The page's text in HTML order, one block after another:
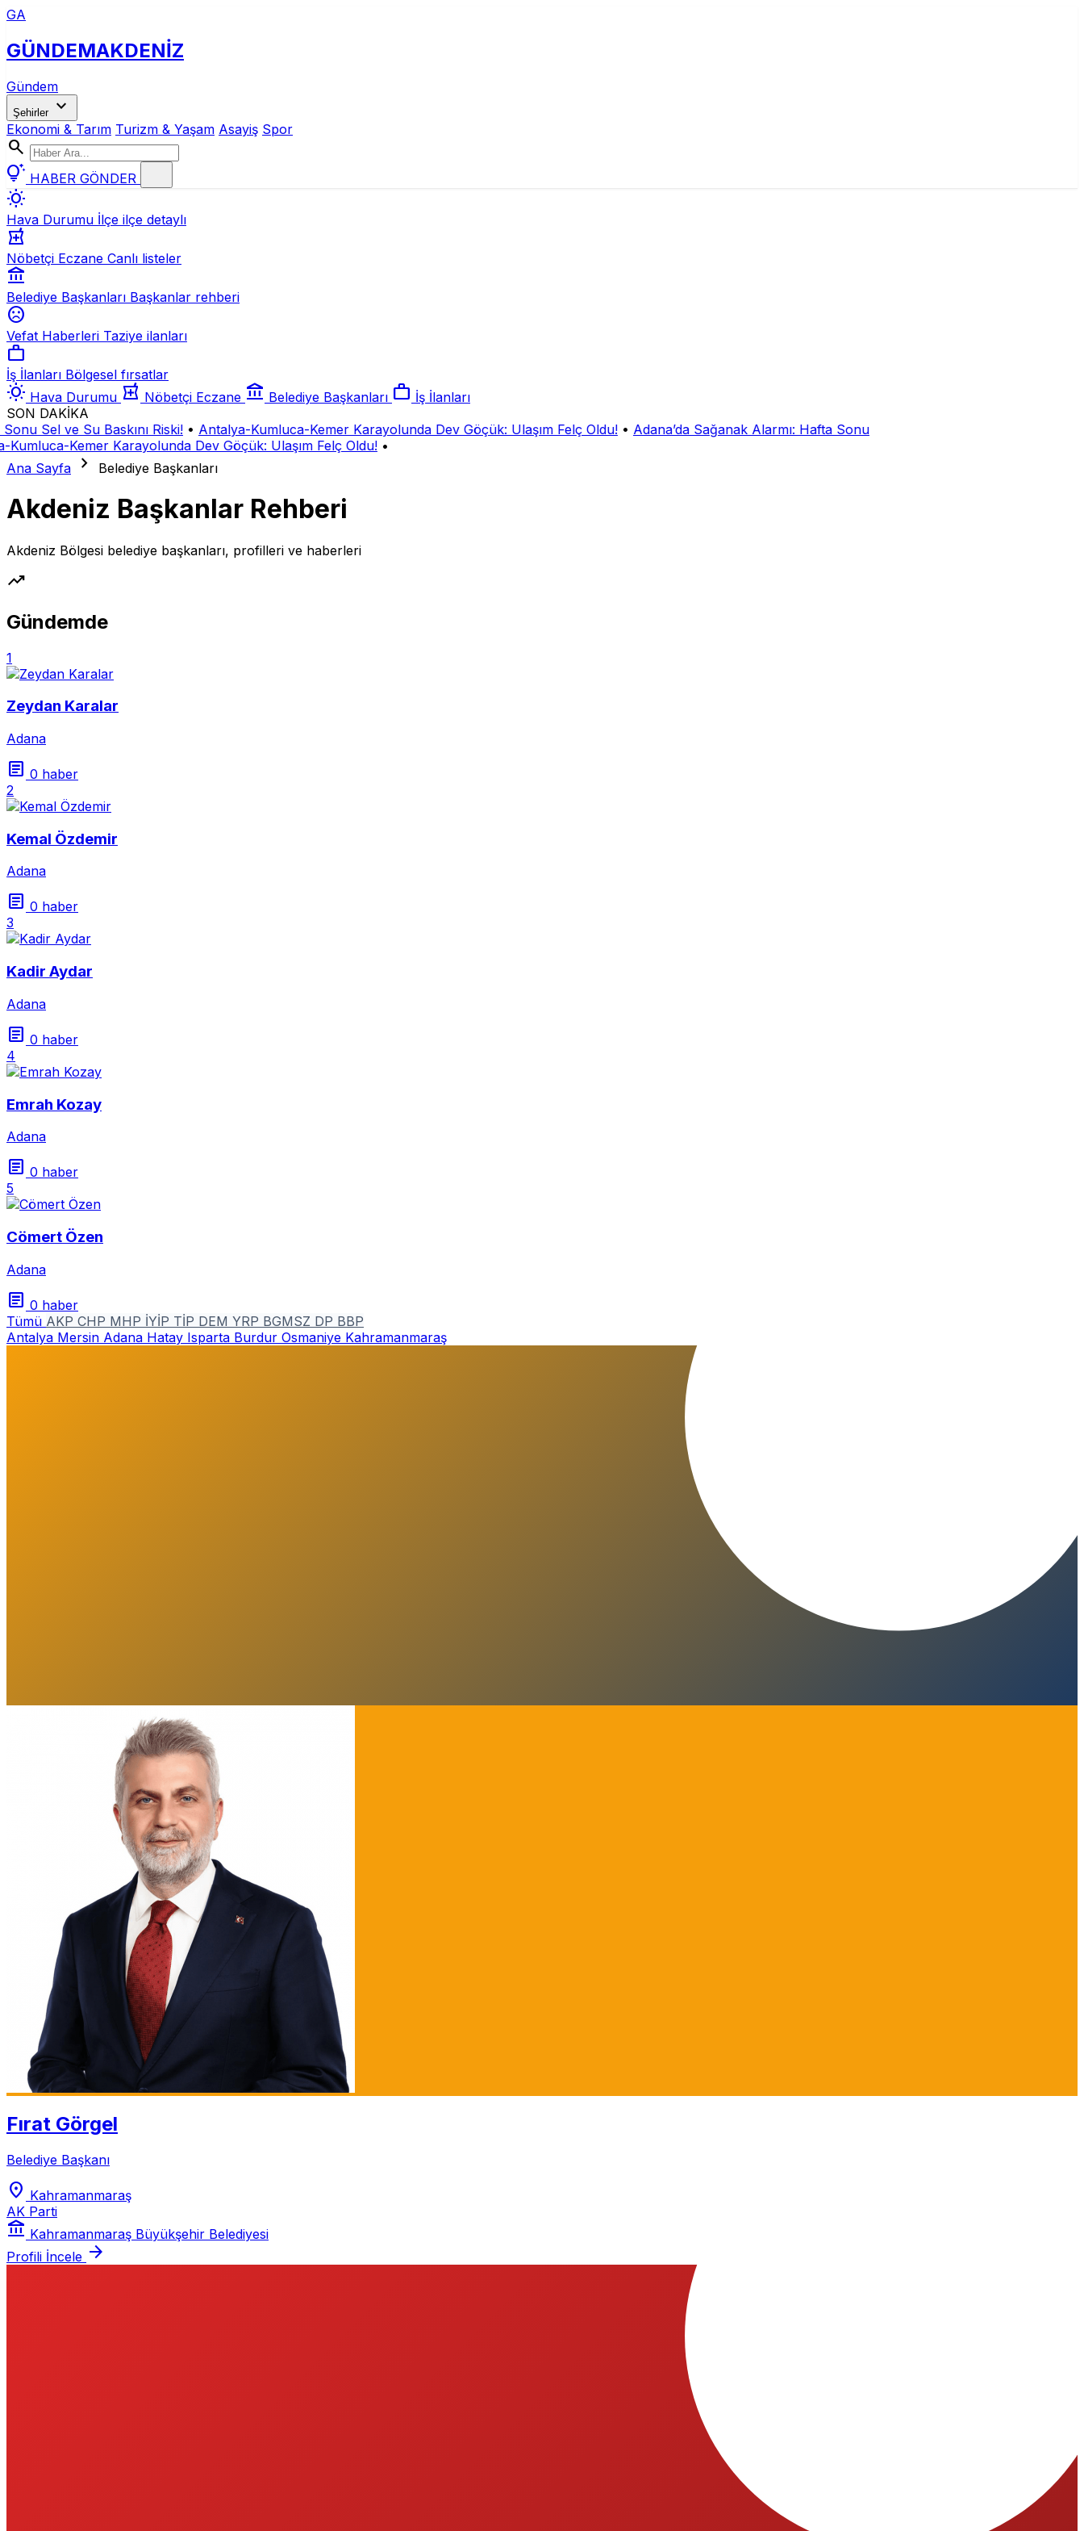
GA
GÜNDEMAKDENİZ
Gündem
Şehirler expand_more
Ekonomi & Tarım Turizm & Yaşam Asayiş Spor
search
tips_and_updates HABER GÖNDER
wb_sunny
Hava Durumu İlçe ilçe detaylı
local_pharmacy
Nöbetçi Eczane Canlı listeler
account_balance
Belediye Başkanları Başkanlar rehberi
sentiment_dissatisfied
Vefat Haberleri Taziye ilanları
work
İş İlanları Bölgesel fırsatlar
wb_sunny Hava Durumu local_pharmacy Nöbetçi Eczane account_balance Belediye Başkanları work İş İlanları
SON DAKİKA
Sel ve Su Baskını Riski! • Antalya-Kumluca-Kemer Karayolunda Dev Göçük: Ulaşım Felç Oldu! • Adana’da Sağanak Alarmı: Hafta Sonu
Kemer Karayolunda Dev Göçük: Ulaşım Felç Oldu! •
Ana Sayfa
chevron_right Belediye Başkanları
Akdeniz Başkanlar Rehberi
Akdeniz Bölgesi belediye başkanları, profilleri ve haberleri
trending_up
Gündemde
1
Zeydan Karalar
Adana
article 0 haber
2
Kemal Özdemir
Adana
article 0 haber
3
Kadir Aydar
Adana
article 0 haber
4
Emrah Kozay
Adana
article 0 haber
5
Cömert Özen
Adana
article 0 haber
Tümü AKP CHP MHP İYİP TİP DEM YRP BGMSZ DP BBP
Antalya Mersin Adana Hatay Isparta Burdur Osmaniye Kahramanmaraş
Fırat Görgel
Belediye Başkanı
location_on Kahramanmaraş
AK Parti
account_balance Kahramanmaraş Büyükşehir Belediyesi
Profili İncele arrow_forward